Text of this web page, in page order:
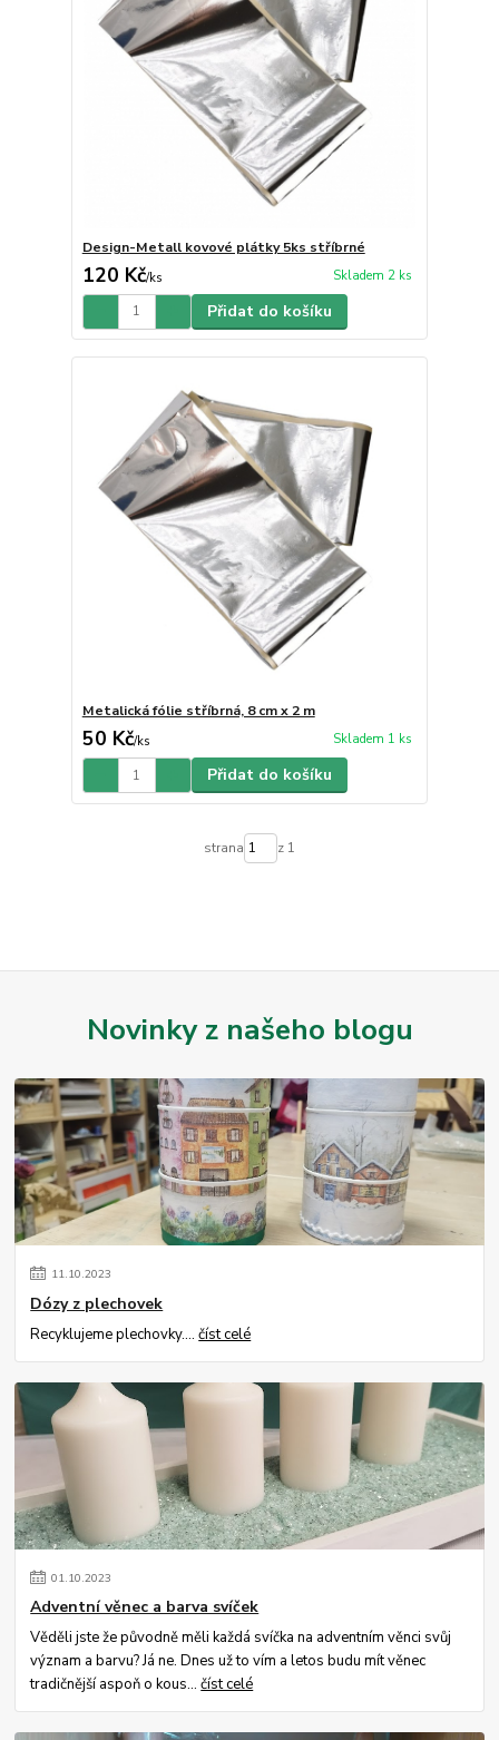
Design-Metall kovové plátky 5ks stříbrné
120 Kč/ks Skladem 2 ks
Přidat do košíku
Metalická fólie stříbrná, 8 cm x 2 m
50 Kč/ks Skladem 1 ks
Přidat do košíku
strana z 1
Novinky z našeho blogu
11.10.2023
Dózy z plechovek
Recyklujeme plechovky....číst celé
01.10.2023
Adventní věnec a barva svíček
Věděli jste že původně měli každá svíčka na adventním věnci svůj
význam a barvu? Já ne. Dnes už to vím a letos budu mít věnec
tradičnější aspoň o kous...číst celé